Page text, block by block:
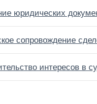
юридических
сопровождение
интересов в